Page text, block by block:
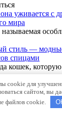
уживается с
мира
стиль —
спицами
кошек, которую
в
кошку
существа,
cookie для
сайтом, вы
файлов cookie.